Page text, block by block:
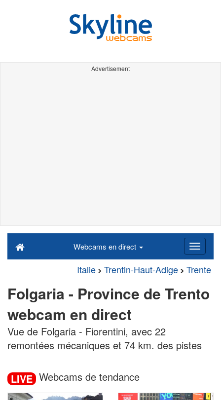
Advertisement
Webcams en direct
Italie Trentin-Haut-Adige Trente
Folgaria - Province de Trento
webcam en direct
Vue de Folgaria - Fiorentini, avec 22
remontées mécaniques et 74 km. des pistes
LIVE Webcams de tendance